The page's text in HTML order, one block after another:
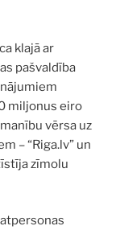
klajā ar
pašvaldība
miljonus eiro
vērsa uz
– “Riga.lv” un
zīmolu